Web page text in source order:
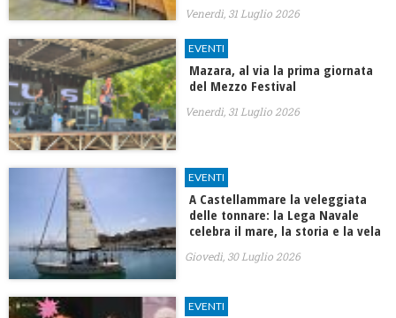
Venerdì, 31 Luglio 2026
EVENTI
​Mazara, al via la prima giornata
del Mezzo Festival
Venerdì, 31 Luglio 2026
EVENTI
A Castellammare la veleggiata
delle tonnare: la Lega Navale
celebra il mare, la storia e la vela
Giovedì, 30 Luglio 2026
EVENTI